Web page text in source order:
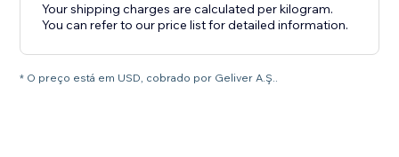
Your shipping charges are calculated per kilogram.
You can refer to our price list for detailed information.
* O preço está em USD, cobrado por Geliver A.Ş..